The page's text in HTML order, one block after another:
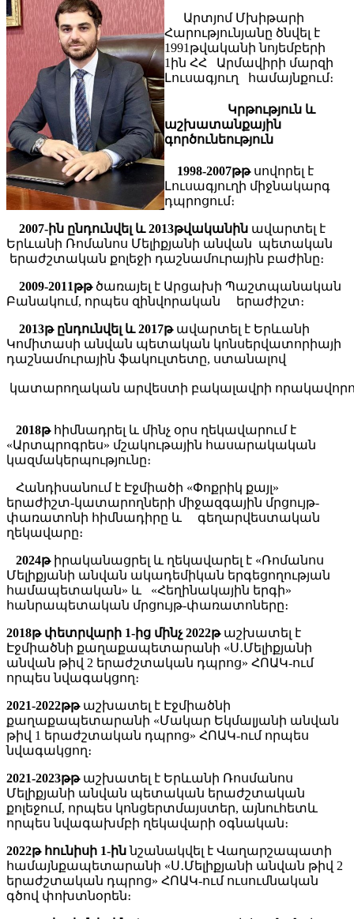
Արտյոմ Մխիթարի
Հարությունյանը ծնվել է
1991թվականի նոյեմբերի
1ին ՀՀ Արմավիրի մարզի
Լուսագյուղ համայնքում։
Կրթություն և
աշխատանքային
գործունեություն
1998-2007թթսովորել է
Լուսագյուղի միջնակարգ
դպրոցում։
2007-ին ընդունվել և 2013թվականին ավարտել է
Երևանի Ռոմանոս Մելիքյանի անվան պետական
երաժշտական քոլեջի դաշնամուրային բաժինը։
2009-2011թթ ծառայել է Արցախի Պաշտպանական
Բանակում, որպես զինվորական երաժիշտ։
2013թ ընդունվել և 2017թ ավարտել է Երևանի
Կոմիտասի անվան պետական կոնսերվատորիայի
դաշնամուրային ֆակուլտետը, ստանալով
կատարողական արվեստի բակալավրի
2018թհիմնադրել և մինչ օրս ղեկավարում է
«Արտպրոգրես» մշակութային հասարակական
կազմակերպությունը։
Հանդիսանում է Էջմիածի «Փոքրիկ քայլ»
երաժիշտ-կատարողների միջազգային մրցույթ-
փառատոնի հիմնադիրը և գեղարվեստական
ղեկավարը։
2024թիրականացրել և ղեկավարել է «Ռոմանոս
Մելիքյանի անվան ակադեմիկան երգեցողության
համապետական» և «Հեղինակային երգի»
հանրապետական մրցույթ-փառատոները։
2018թ փետրվարի 1-ից մինչ 2022թաշխատել է
Էջմիածնի քաղաքապետարանի «Ս․Մելիքյանի
անվան թիվ 2 երաժշտական դպրոց» ՀՈԱԿ-ում
որպես նվագակցող։
2021-2022թթաշխատել է Էջմիածնի
քաղաքապետարանի «Մակար Եկմալյանի անվան
թիվ 1 երաժշտական դպրոց» ՀՈԱԿ-ում որպես
նվագակցող։
2021-2023թթաշխատել է Երևանի Ռոսմանոս
Մելիքյանի անվան պետական երաժշտական
քոլեջում, որպես կոնցերտմայստեր, այնուհետև
որպես նվագախմբի ղեկավարի օգնական։
2022թ հունիսի 1-իննշանակվել է Վաղարշապատի
համայնքապետարանի «Ս․Մելիքյանի անվան թիվ 2
երաժշտական դպրոց» ՀՈԱԿ-ում ուսումնական
գծով փոխտնօրեն։